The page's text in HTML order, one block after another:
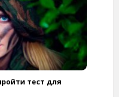
тест для